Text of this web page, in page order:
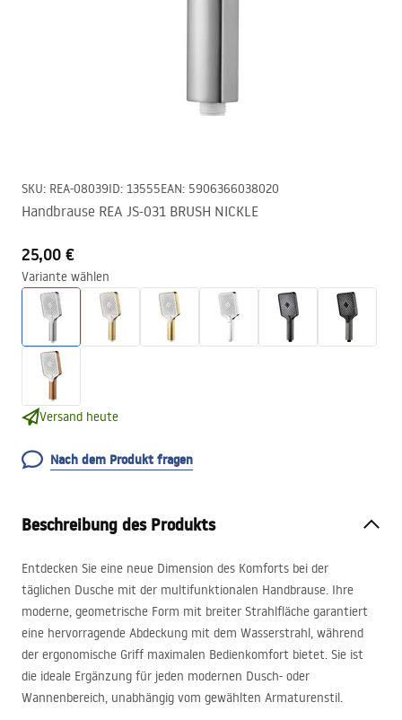
SKU: REA-08039ID: 13555EAN: 5906366038020
Handbrause REA JS-031 BRUSH NICKLE
25,00 €
Variante wählen
Versand heute
Nach dem Produkt fragen
Beschreibung des Produkts
Entdecken Sie eine neue Dimension des Komforts bei der
täglichen Dusche mit der multifunktionalen Handbrause. Ihre
moderne, geometrische Form mit breiter Strahlfläche garantiert
eine hervorragende Abdeckung mit dem Wasserstrahl, während
der ergonomische Griff maximalen Bedienkomfort bietet. Sie ist
die ideale Ergänzung für jeden modernen Dusch- oder
Wannenbereich, unabhängig vom gewählten Armaturenstil.